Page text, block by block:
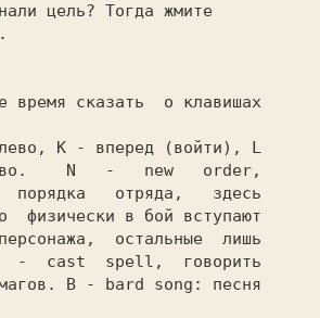
цель? Тогда жмите
время сказать  о клавишах
К - вперед (войти), L
N   -   new   order,
порядка   отряда,   здесь
физически в бой вступают
остальные  лишь
-  cast  spell,  говорить
В - bard song: песня